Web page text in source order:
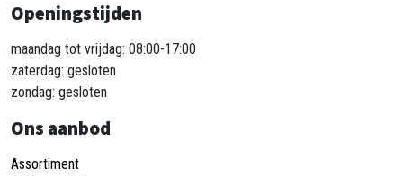
Openingstijden
maandag tot vrijdag: 08:00-17:00
zaterdag: gesloten
zondag: gesloten
Ons aanbod
Assortiment